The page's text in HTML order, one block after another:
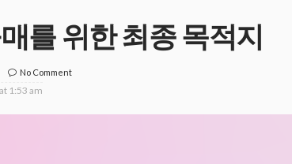
를 위한 최종 목적지
No Comment
1:53 am